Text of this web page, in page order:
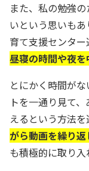
また、私の勉強
いという思いも
育て支援センタ
昼寝の時間や夜
とにかく時間が
トを一通り見て
えるという方法を
がら動画を繰り
も積極的に取り入